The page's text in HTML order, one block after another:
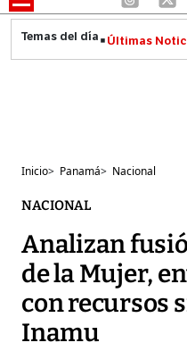
Últimas
Inicio> Panamá> Nacional
NACIONAL
Analizan
de la Mujer,
con recursos
Inamu